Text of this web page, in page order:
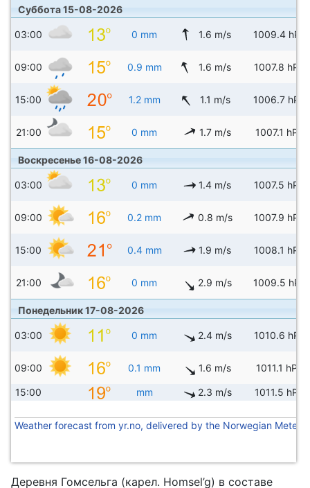
Суббота 15-08-2026
03:00 0 mm 1.6 m/s 1009.4 hPa
09:00 0.9 mm 1.6 m/s 1007.8 hPa
15:00 1.2 mm 1.1 m/s 1006.7 hPa
21:00 0 mm 1.7 m/s 1007.1 hPa
Воскресенье 16-08-2026
03:00 0 mm 1.4 m/s 1007.5 hPa
09:00 0.2 mm 0.8 m/s 1007.9 hPa
15:00 0.4 mm 1.9 m/s 1008.1 hPa
21:00 0 mm 2.9 m/s 1009.5 hPa
Понедельник 17-08-2026
03:00 0 mm 2.4 m/s 1010.6 hPa
09:00 0.1 mm 1.6 m/s 1011.1 hPa
15:00 mm 2.3 m/s 1011.5 hPa
Weather forecast from yr.no, delivered by the Norwegian
Деревня Гомсельга (карел. Homsel’g) в составе